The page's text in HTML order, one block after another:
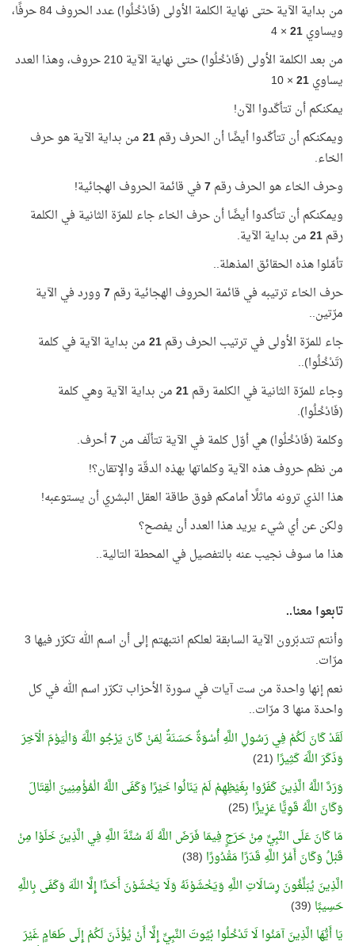
من بداية الآية حتى نهاية الكلمة الأولى (فَادْخُلُوا) عدد الحروف 84 حرفًا،
ويساوي21
× 4
من بعد الكلمة الأولى (فَادْخُلُوا) حتى نهاية الآية 210 حروف، وهذا العدد
يساوي21
× 10
يمكنكم أن تتأكّدوا الآن!
ويمكنكم أن تتأكّدوا أيضًا أن الحرف رقم21من بداية الآية هو حرف
الخاء.
وحرف الخاء هو الحرف رقم7في قائمة الحروف الهجائية!
ويمكنكم أن تتأكدوا أيضًا أن حرف الخاء جاء للمرّة الثانية في الكلمة
رقم21من بداية الآية.
تأمّلوا هذه الحقائق المذهلة..
حرف الخاء ترتيبه في قائمة الحروف الهجائية رقم7وورد في الآية
مرّتين..
جاء للمرّة الأولى في ترتيب الحرف رقم21من بداية الآية في كلمة
(تَدْخُلُوا)..
وجاء للمرّة الثانية في الكلمة رقم21من بداية الآية وهي كلمة
(فَادْخُلُوا).
وكلمة (فَادْخُلُوا) هي أوّل كلمة في الآية تتألّف من7أحرف.
من نظم حروف هذه الآية وكلماتها بهذه الدقّة والإتقان؟!
هذا الذي ترونه ماثلًا أمامكم فوق طاقة العقل البشري أن يستوعبه!
ولكن عن أي شيء يريد هذا العدد أن يفصح؟
هذا ما سوف نجيب عنه بالتفصيل في المحطة التالية..
تابعوا معنا..
وأنتم تتدبّرون الآية السابقة لعلكم انتبهتم إلى أن اسم الله تكرّر فيها 3
مرّات.
نعم إنها واحدة من ست آيات في سورة الأحزاب تكرّر اسم الله في كل
واحدة منها 3 مرّات..
لَقَدْ كَانَ لَكُمْ فِي رَسُولِ اللَّهِ أُسْوَةٌ حَسَنَةٌ لِمَنْ كَانَ يَرْجُو اللَّهَ وَالْيَوْمَ الْآخِرَ
وَذَكَرَ اللَّهَ كَثِيرًا (21)
وَرَدَّ اللَّهُ الَّذِينَ كَفَرُوا بِغَيْظِهِمْ لَمْ يَنَالُوا خَيْرًا وَكَفَى اللَّهُ الْمُؤْمِنِينَ الْقِتَالَ
وَكَانَ اللَّهُ قَوِيًّا عَزِيزًا (25)
مَا كَانَ عَلَى النَّبِيِّ مِنْ حَرَجٍ فِيمَا فَرَضَ اللَّهُ لَهُ سُنَّةَ اللَّهِ فِي الَّذِينَ خَلَوْا مِنْ
قَبْلُ وَكَانَ أَمْرُ اللَّهِ قَدَرًا مَقْدُورًا (38)
الَّذِينَ يُبَلِّغُونَ رِسَالَاتِ اللَّهِ وَيَخْشَوْنَهُ وَلَا يَخْشَوْنَ أَحَدًا إِلَّا اللّهَ وَكَفَى بِاللَّهِ
حَسِيبًا (39)
يَا أَيُّهَا الَّذِينَ آمَنُوا لَا تَدْخُلُوا بُيُوتَ النَّبِيِّ إِلَّا أَنْ يُؤْذَنَ لَكُمْ إِلَى طَعَامٍ غَيْرَ